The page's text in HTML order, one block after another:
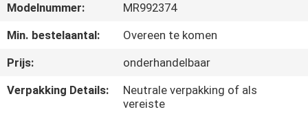
CONTACT
OP
Modelnummer:
MR992374
Min. bestelaantal:
Overeen te komen
Prijs:
onderhandelbaar
Verpakking Details:
Neutrale verpakking of als
vereiste